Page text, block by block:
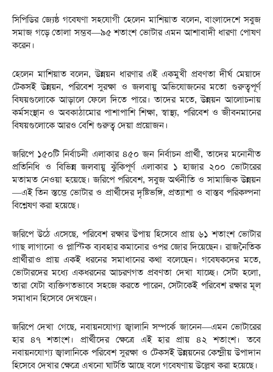
সিপিডির জ্যেষ্ঠ গবেষণা সহযোগী হেলেন মাশিয়াত বলেন, বাংলাদেশে সবুজ
সমাজ গড়ে তোলা সম্ভব—৯৫ শতাংশ ভোটার এমন আশাবাদী ধারণা পোষণ
করেন।
হেলেন মাশিয়াত বলেন, উন্নয়ন ধারণার এই একমুখী প্রবণতা দীর্ঘ মেয়াদে
টেকসই উন্নয়ন, পরিবেশ সুরক্ষা ও জলবায়ু অভিযোজনের মতো গুরুত্বপূর্ণ
বিষয়গুলোকে আড়ালে ফেলে দিতে পারে। তাদের মতে, উন্নয়ন আলোচনায়
কর্মসংস্থান ও অবকাঠামোর পাশাপাশি শিক্ষা, স্বাস্থ্য, পরিবেশ ও জীবনমানের
বিষয়গুলোকে আরও বেশি গুরুত্ব দেয়া প্রয়োজন।
জরিপে ১৫০টি নির্বাচনী এলাকার ৪৫০ জন নির্বাচন প্রার্থী, তাদের মনোনীত
প্রতিনিধি ও বিভিন্ন জলবায়ু ঝুঁকিপূর্ণ এলাকার ১ হাজার ২০০ ভোটারের
মতামত নেওয়া হয়েছে। জরিপে পরিবেশ, সবুজ অর্থনীতি ও সামাজিক উন্নয়ন
—এই তিন স্তম্ভে ভোটার ও প্রার্থীদের দৃষ্টিভঙ্গি, প্রত্যাশা ও বাস্তব পরিকল্পনা
বিশ্লেষণ করা হয়েছে।
জরিপে উঠে এসেছে, পরিবেশ রক্ষার উপায় হিসেবে প্রায় ৬১ শতাংশ ভোটার
গাছ লাগানো ও প্লাস্টিক ব্যবহার কমানোর ওপর জোর দিয়েছেন। রাজনৈতিক
প্রার্থীরাও প্রায় একই ধরনের সমাধানের কথা বলেছেন। গবেষকদের মতে,
ভোটারদের মধ্যে একধরনের আচরণগত প্রবণতা দেখা যাচ্ছে। সেটা হলো,
তারা যেটা ব্যক্তিগতভাবে সহজে করতে পারেন, সেটাকেই পরিবেশ রক্ষার মূল
সমাধান হিসেবে দেখছেন।
জরিপে দেখা গেছে, নবায়নযোগ্য জ্বালানি সম্পর্কে জানেন—এমন ভোটারের
হার ৪৭ শতাংশ। প্রার্থীদের ক্ষেত্রে এই হার প্রায় ৪২ শতাংশ। তবে
নবায়নযোগ্য জ্বালানিকে পরিবেশ সুরক্ষা ও টেকসই উন্নয়নের কেন্দ্রীয় উপাদান
হিসেবে দেখার ক্ষেত্রে এখনো ঘাটতি আছে বলে গবেষণায় উল্লেখ করা হয়েছে।